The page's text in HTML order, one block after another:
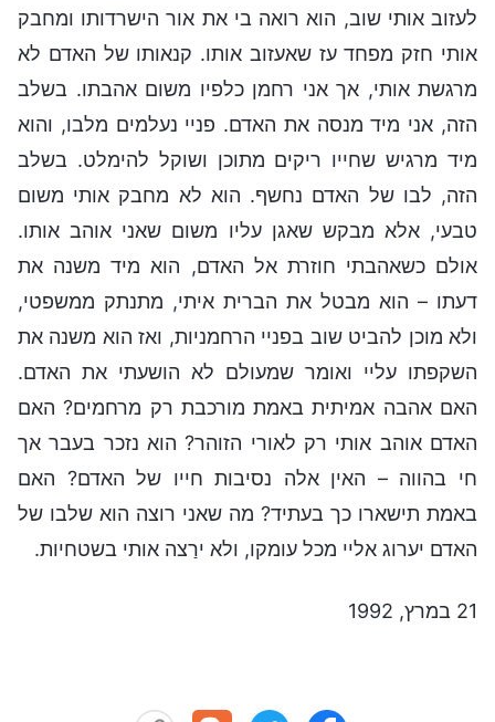
לעזוב אותי שוב, הוא רואה בי את אור הישרדותו ומחבק
אותי חזק מפחד עז שאעזוב אותו. קנאותו של האדם לא
מרגשת אותי, אך אני רחמן כלפיו משום אהבתו. בשלב
הזה, אני מיד מנסה את האדם. פניי נעלמים מלבו, והוא
מיד מרגיש שחייו ריקים מתוכן ושוקל להימלט. בשלב
הזה, לבו של האדם נחשף. הוא לא מחבק אותי משום
טבעי, אלא מבקש שאגן עליו משום שאני אוהב אותו.
אולם כשאהבתי חוזרת אל האדם, הוא מיד משנה את
דעתו – הוא מבטל את הברית איתי, מתנתק ממשפטי,
ולא מוכן להביט שוב בפניי הרחמניות, ואז הוא משנה את
השקפתו עליי ואומר שמעולם לא הושעתי את האדם.
האם אהבה אמיתית באמת מורכבת רק מרחמים? האם
האדם אוהב אותי רק לאורי הזוהר? הוא נזכר בעבר אך
חי בהווה – האין אלה נסיבות חייו של האדם? האם
באמת תישארו כך בעתיד? מה שאני רוצה הוא שלבו של
האדם יערוג אליי מכל עומקו, ולא ירַצה אותי בשטחיות.
21 במרץ, 1992